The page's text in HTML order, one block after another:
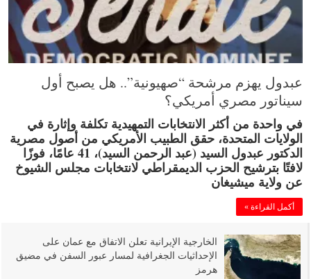
عبدول يهزم مرشحة “صهيونية”.. هل يصبح أول
سيناتور مصري أمريكي؟
في واحدة من أكثر الانتخابات التمهيدية تكلفة وإثارة في
الولايات المتحدة، حقق الطبيب الأمريكي من أصول مصرية
الدكتور عبدول السيد (عبد الرحمن السيد)، 41 عامًا، فوزًا
لافتًا بترشيح الحزب الديمقراطي لانتخابات مجلس الشيوخ
عن ولاية ميشيغان
أكمل القراءة »
الخارجية الإيرانية تعلن الاتفاق مع عمان على
الإحداثيات الجغرافية لمسار عبور السفن في مضيق
هرمز